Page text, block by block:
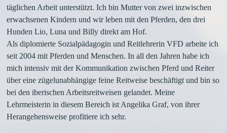
täglichen Arbeit unterstützt. Ich bin Mutter von zwei inzwischen
erwachsenen Kindern und wir leben mit den Pferden, den drei
Hunden Lio, Luna und Billy direkt am Hof.
Als diplomierte Sozialpädagogin und Reitlehrerin VFD arbeite ich
seit 2004 mit Pferden und Menschen. In all den Jahren habe ich
mich intensiv mit der Kommunikation zwischen Pferd und Reiter
über eine zügelunabhängige feine Reitweise beschäftigt und bin so
bei den iberischen Arbeitsreitweisen gelandet. Meine
Lehrmeisterin in diesem Bereich ist Angelika Graf, von ihrer
Herangehensweise profitiere ich sehr.